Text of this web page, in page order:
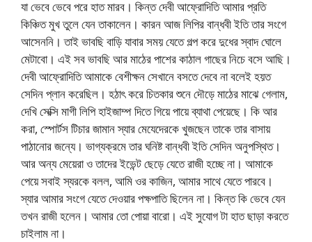
যা ভেবে ভেবে পরে হাত মারব। কিন্ত দেবী আফ্রোদিতি আমার প্রতি
কিঞ্চিত মুখ তুলে যেন তাকালেন। কারন আজ লিপির বান্ধবী ইতি তার সংগে
আসেননি। তাই ভাবছি বাড়ি যাবার সময় যেতে গল্প করে দুধের স্বাদ ঘোলে
মেটাবো। এই সব ভাবছি আর মাঠের পাশের কাঠাল গাছের নিচে বসে আছি।
দেবী আফ্রোদিতি আমাকে বেশীক্ষন সেখানে বসতে দেবে না বলেই হয়ত
সেদিন প্লান করেছিল। হঠাৎ করে চিতকার শুনে দৌড়ে মাঠের মাঝে গেলাম,
দেখি সেক্সি মাগী লিপি হাইজাম্প দিতে গিয়ে পায়ে ব্যাথা পেয়েছে। কি আর
করা, স্পোর্টস টিচার জামান স্যার মেযেদেরকে খুজছেন তাকে তার বাসায়
পাঠানোর জন্যে। ভাগ্যক্রমে তার ঘনিষ্ট বান্ধবী ইতি সেদিন অনুপস্থিত।
আর অন্য মেয়েরা ও তাদের ইভেন্ট ছেড়ে যেতে রাজী হচ্ছে না। আমাকে
পেয়ে সবাই স্যরকে বলল, আমি ওর কাজিন, আমার সাথে যেতে পারবে।
স্যার আমার সংগে যেতে দেওয়ার পক্ষপাতি ছিলেন না। কিন্ত কি ভেবে যেন
তখন রাজী হলেন। আমার তো পোয়া বারো। এই সুযোগ টা হাত ছাড়া করতে
চাইলাম না।